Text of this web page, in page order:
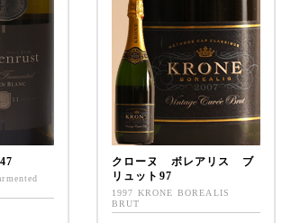
クローヌ ボレアリス ブ
リュット97
1997 KRONE BOREALIS
BRUT